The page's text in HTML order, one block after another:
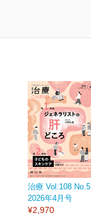
治療 Vol.108 No.5
2026年4月号
¥2,970